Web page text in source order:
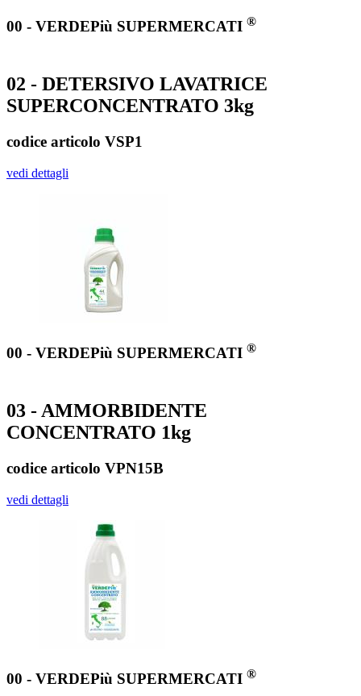
00 - VERDEPiù SUPERMERCATI ®
02 - DETERSIVO LAVATRICE
SUPERCONCENTRATO 3kg
codice articolo VSP1
vedi dettagli
00 - VERDEPiù SUPERMERCATI ®
03 - AMMORBIDENTE
CONCENTRATO 1kg
codice articolo VPN15B
vedi dettagli
00 - VERDEPiù SUPERMERCATI ®